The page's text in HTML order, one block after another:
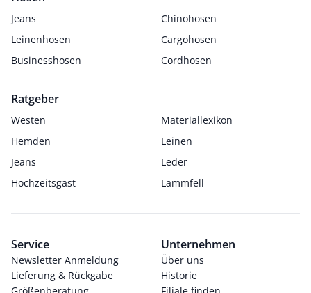
Jeans
Chinohosen
Leinenhosen
Cargohosen
Businesshosen
Cordhosen
Ratgeber
Westen
Materiallexikon
Hemden
Leinen
Jeans
Leder
Hochzeitsgast
Lammfell
Service
Newsletter Anmeldung
Lieferung & Rückgabe
Unternehmen
Über uns
Historie